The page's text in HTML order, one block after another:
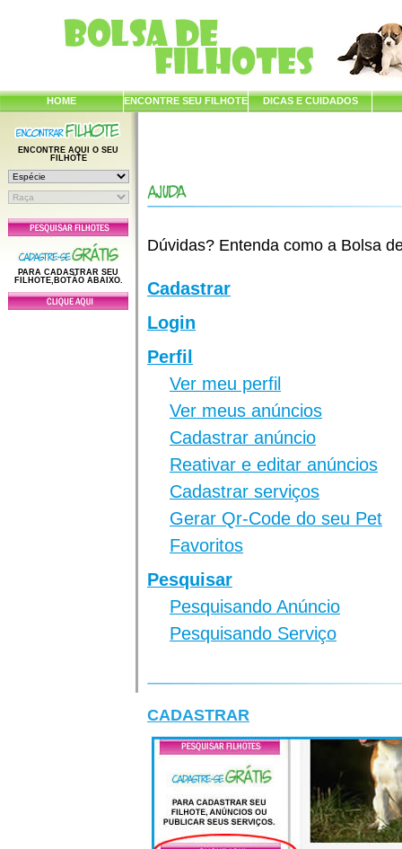
HOME ENCONTRE SEU FILHOTE DICAS E CUIDADOS
ENCONTRE AQUI O SEU
FILHOTE
PARA CADASTRAR SEU
FILHOTE,BOTÃO ABAIXO.
Dúvidas? Entenda como a Bolsa
Cadastrar
Login
Perfil
Ver meu perfil
Ver meus anúncios
Cadastrar anúncio
Reativar e editar anúncios
Cadastrar serviços
Gerar Qr-Code do seu Pet
Favoritos
Pesquisar
Pesquisando Anúncio
Pesquisando Serviço
CADASTRAR